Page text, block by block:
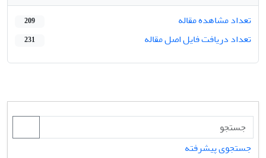
تعداد مشاهده مقاله
209
تعداد دریافت فایل اصل مقاله 231
جستجوی پیشرفته